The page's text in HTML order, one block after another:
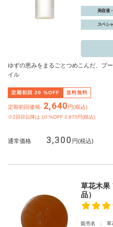
美容液
スペシ
ゆずの恵みをまるごとつめこんだ、ブ
イル
定期初回 20 %OFF 送料無料
定期初回価格: 2,640円(税込)
※2回目以降は 10 %OFF 2,970円(税込)
通常価格 3,300 円(税込)
草花木果
品）
販売名 : 草